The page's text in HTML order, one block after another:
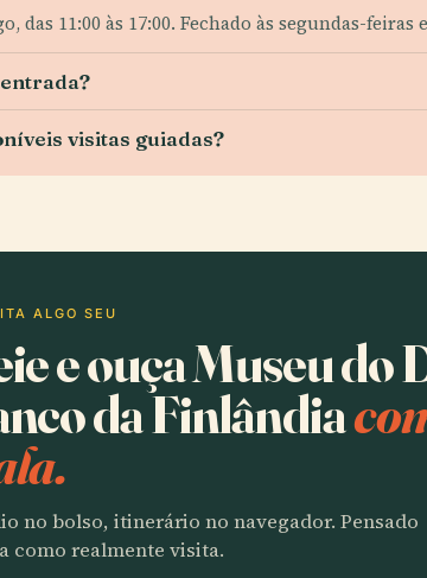
das 11:00 às 17:00. Fechado às segundas-
visitas guiadas?
ALGO SEU
e ouça Museu do
da Finlândia
no bolso, itinerário no navegador. Pensado
como realmente visita.